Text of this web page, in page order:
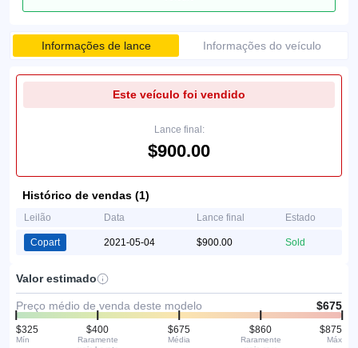
Informações de lance Informações do veículo
Este veículo foi vendido
Lance final:
$900.00
Histórico de vendas (1)
Leilão Data Lance final Estado
Copart 2021-05-04 $900.00 Sold
Valor estimado
Preço médio de venda deste modelo $675
$325
Mín
$400
Raramente
$675
Média
$860
Raramente
$875
Máx